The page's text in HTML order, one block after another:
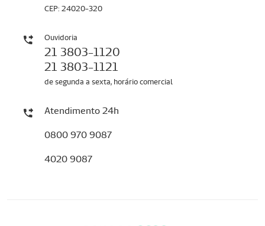
CEP: 24020-320
Ouvidoria
21 3803-1120
21 3803-1121
de segunda a sexta, horário comercial
Atendimento 24h
0800 970 9087
4020 9087